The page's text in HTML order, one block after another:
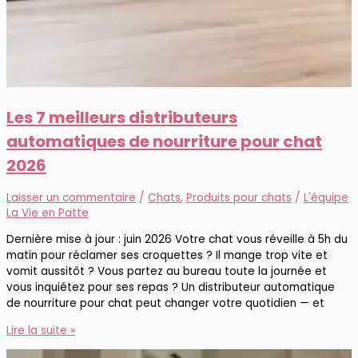
Les 7 meilleurs distributeurs
automatiques de nourriture pour chat
2026
Laisser un commentaire / Chats, Produits pour chats / L'équipe
La Vie en Patte
Dernière mise à jour : juin 2026 Votre chat vous réveille à 5h du
matin pour réclamer ses croquettes ? Il mange trop vite et
vomit aussitôt ? Vous partez au bureau toute la journée et
vous inquiétez pour ses repas ? Un distributeur automatique
de nourriture pour chat peut changer votre quotidien — et
Les
7
Lire la suite »